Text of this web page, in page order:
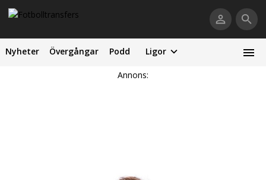
Nyheter Övergångar Podd Ligor
Annons: